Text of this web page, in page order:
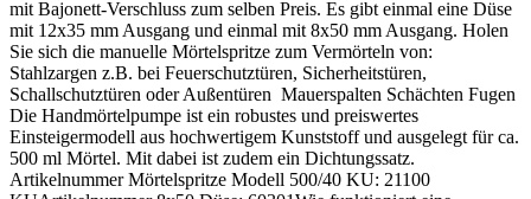
mit Bajonett-Verschluss zum selben Preis. Es gibt einmal eine Düse
mit 12x35 mm Ausgang und einmal mit 8x50 mm Ausgang. Holen
Sie sich die manuelle Mörtelspritze zum Vermörteln von:
Stahlzargen z.B. bei Feuerschutztüren, Sicherheitstüren,
Schallschutztüren oder Außentüren Mauerspalten Schächten Fugen
Die Handmörtelpumpe ist ein robustes und preiswertes
Einsteigermodell aus hochwertigem Kunststoff und ausgelegt für ca.
500 ml Mörtel. Mit dabei ist zudem ein Dichtungssatz.
Artikelnummer Mörtelspritze Modell 500/40 KU: 21100